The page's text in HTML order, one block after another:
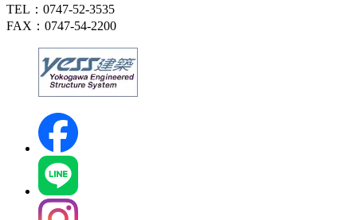
TEL：0747-52-3535
FAX：0747-54-2200